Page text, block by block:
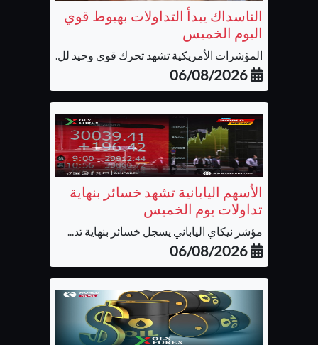
الناسداك يبدأ التداولات بهبوط قوي
اليوم الخميس
المؤشرات الأمريكية تشهد تحرك قوي وحيد لل...
06/08/2026
الأسهم اليابانية تشهد خسائر بنهاية
تداولات يوم الخميس
مؤشر نيكاي الياباني يسجل خسائر بنهاية تد...
06/08/2026